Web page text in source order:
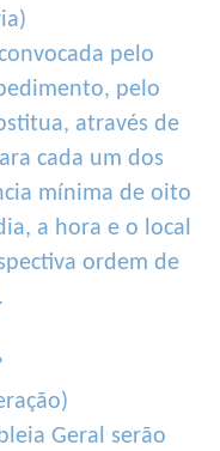
pelo
pelo
através de
cada um dos
mínima de oito
a hora e o local
ordem de
Geral serão